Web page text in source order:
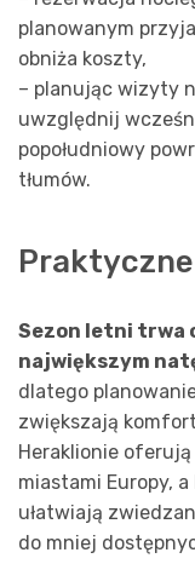
planowanym
obniża koszty,
– planując wizyty
uwzględnij
popołudniowy
tłumów.
Sezon letni trwa
największym
dlatego
zwiększają
Heraklionie oferują
miastami Europy,
ułatwiają
do mniej